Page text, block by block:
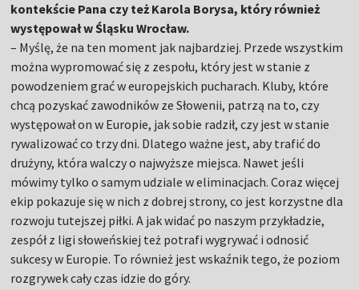
kontekście Pana czy też Karola Borysa, który również
występował w Śląsku Wrocław.
– Myślę, że na ten moment jak najbardziej. Przede wszystkim
można wypromować się z zespołu, który jest w stanie z
powodzeniem grać w europejskich pucharach. Kluby, które
chcą pozyskać zawodników ze Słowenii, patrzą na to, czy
występował on w Europie, jak sobie radził, czy jest w stanie
rywalizować co trzy dni. Dlatego ważne jest, aby trafić do
drużyny, która walczy o najwyższe miejsca. Nawet jeśli
mówimy tylko o samym udziale w eliminacjach. Coraz więcej
ekip pokazuje się w nich z dobrej strony, co jest korzystne dla
rozwoju tutejszej piłki. A jak widać po naszym przykładzie,
zespół z ligi słoweńskiej też potrafi wygrywać i odnosić
sukcesy w Europie. To również jest wskaźnik tego, że poziom
rozgrywek cały czas idzie do góry.